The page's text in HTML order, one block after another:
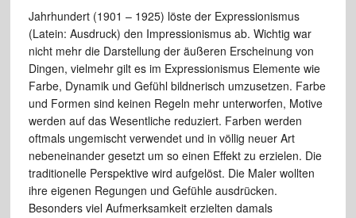
Jahrhundert (1901 – 1925) löste der Expressionismus
(Latein: Ausdruck) den Impressionismus ab. Wichtig war
nicht mehr die Darstellung der äußeren Erscheinung von
Dingen, vielmehr gilt es im Expressionismus Elemente wie
Farbe, Dynamik und Gefühl bildnerisch umzusetzen. Farbe
und Formen sind keinen Regeln mehr unterworfen, Motive
werden auf das Wesentliche reduziert. Farben werden
oftmals ungemischt verwendet und in völlig neuer Art
nebeneinander gesetzt um so einen Effekt zu erzielen. Die
traditionelle Perspektive wird aufgelöst. Die Maler wollten
ihre eigenen Regungen und Gefühle ausdrücken.
Besonders viel Aufmerksamkeit erzielten damals